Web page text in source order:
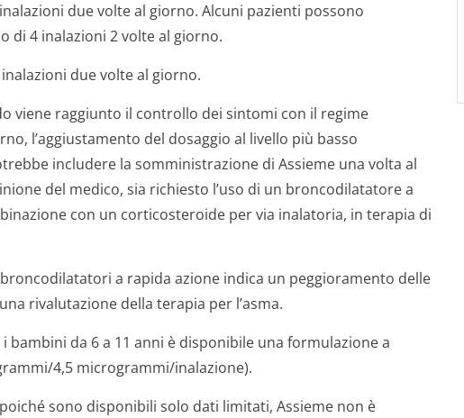
due volte al giorno. Alcuni pazienti possono
di 4 inalazioni 2 volte al giorno.
inalazioni due volte al giorno.
viene raggiunto il controllo dei sintomi con il regime
l’aggiustamento del dosaggio al livello più basso
includere la somministrazione di Assieme una volta al
del medico, sia richiesto l’uso di un broncodilatatore a
con un corticosteroide per via inalatoria, in terapia di
a rapida azione indica un peggioramento delle
rivalutazione della terapia per l’asma.
i bambini da 6 a 11 anni è disponibile una formulazione a
4,5 microgram­mi/inalazione).
poiché sono disponibili solo dati limitati, Assieme non è